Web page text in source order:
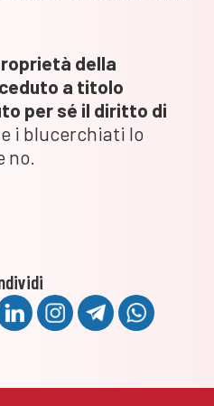
della
a titolo
per sé il diritto di
i blucerchiati lo
no.